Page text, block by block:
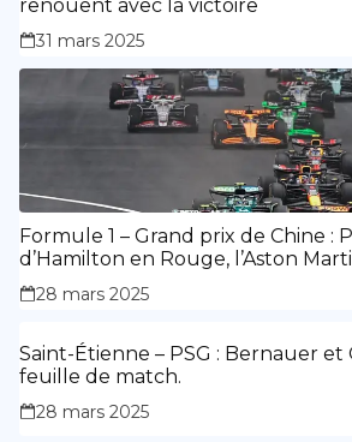
renouent avec la victoire
31 mars 2025
Formule 1 – Grand prix de Chine :
d’Hamilton en Rouge, l’Aston
des siennes.
28 mars 2025
Saint-Étienne – PSG : Bernauer et
feuille de match.
28 mars 2025